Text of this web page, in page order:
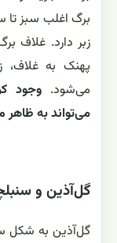
برگ اغلب سبز تا
زبر دارد. غلاف
پهنک به غلاف،
می‌شود.وجود
می‌تواند به
گل‌آذین و
گل‌آذین به شکل